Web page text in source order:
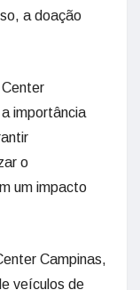
a doação
importância
o
um impacto
Campinas,
veículos de